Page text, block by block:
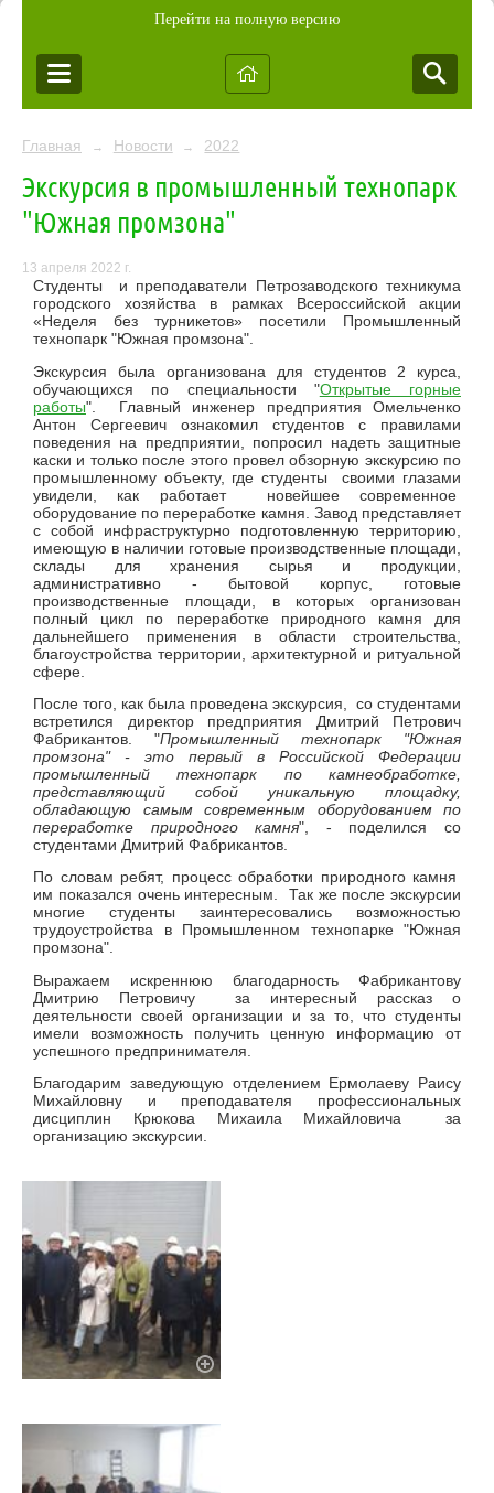
Перейти на полную версию
Главная → Новости → 2022
Экскурсия в промышленный технопарк
"Южная промзона"
13 апреля 2022 г.
Студенты и преподаватели Петрозаводского техникума
городского хозяйства в рамках Всероссийской акции
«Неделя без турникетов» посетили Промышленный
технопарк "Южная промзона".
Экскурсия была организована для студентов 2 курса,
обучающихся по специальности "Открытые горные
работы". Главный инженер предприятия Омельченко
Антон Сергеевич ознакомил студентов с правилами
поведения на предприятии, попросил надеть защитные
каски и только после этого провел обзорную экскурсию по
промышленному объекту, где студенты своими глазами
увидели, как работает новейшее современное
оборудование по переработке камня. Завод представляет
с собой инфраструктурно подготовленную территорию,
имеющую в наличии готовые производственные площади,
склады для хранения сырья и продукции,
административно - бытовой корпус, готовые
производственные площади, в которых организован
полный цикл по переработке природного камня для
дальнейшего применения в области строительства,
благоустройства территории, архитектурной и ритуальной
сфере.
После того, как была проведена экскурсия, со студентами
встретился директор предприятия Дмитрий Петрович
Фабрикантов. "Промышленный технопарк "Южная
промзона" - это первый в Российской Федерации
промышленный технопарк по камнеобработке,
представляющий собой уникальную площадку,
обладающую самым современным оборудованием по
переработке природного камня", - поделился со
студентами Дмитрий Фабрикантов.
По словам ребят, процесс обработки природного камня
им показался очень интересным. Так же после экскурсии
многие студенты заинтересовались возможностью
трудоустройства в Промышленном технопарке "Южная
промзона".
Выражаем искреннюю благодарность Фабрикантову
Дмитрию Петровичу за интересный рассказ о
деятельности своей организации и за то, что студенты
имели возможность получить ценную информацию от
успешного предпринимателя.
Благодарим заведующую отделением Ермолаеву Раису
Михайловну и преподавателя профессиональных
дисциплин Крюкова Михаила Михайловича за
организацию экскурсии.